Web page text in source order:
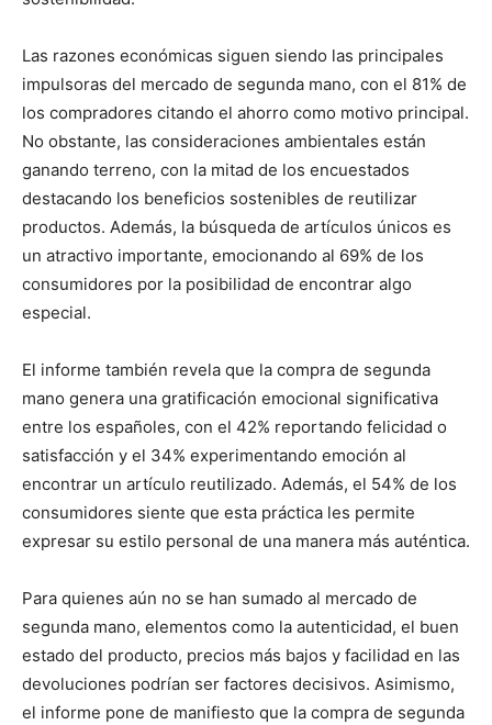
Las razones económicas siguen siendo las principales
impulsoras del mercado de segunda mano, con el 81% de
los compradores citando el ahorro como motivo principal.
No obstante, las consideraciones ambientales están
ganando terreno, con la mitad de los encuestados
destacando los beneficios sostenibles de reutilizar
productos. Además, la búsqueda de artículos únicos es
un atractivo importante, emocionando al 69% de los
consumidores por la posibilidad de encontrar algo
especial.
El informe también revela que la compra de segunda
mano genera una gratificación emocional significativa
entre los españoles, con el 42% reportando felicidad o
satisfacción y el 34% experimentando emoción al
encontrar un artículo reutilizado. Además, el 54% de los
consumidores siente que esta práctica les permite
expresar su estilo personal de una manera más auténtica.
Para quienes aún no se han sumado al mercado de
segunda mano, elementos como la autenticidad, el buen
estado del producto, precios más bajos y facilidad en las
devoluciones podrían ser factores decisivos. Asimismo,
el informe pone de manifiesto que la compra de segunda